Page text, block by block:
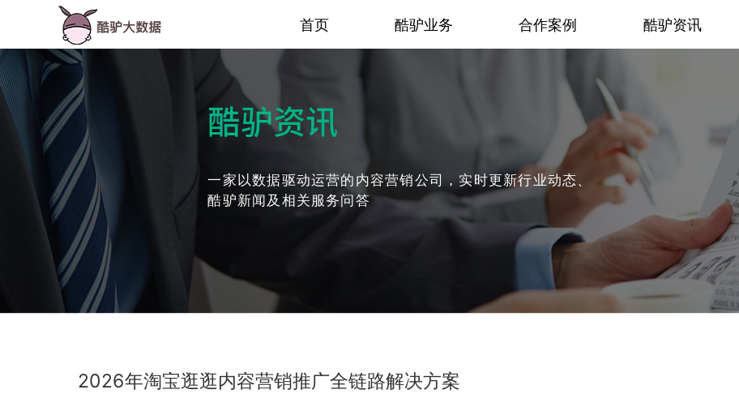
首页 酷驴业务 合作案例 酷驴资讯
酷驴资讯
一家以数据驱动运营的内容营销公司，实时更新行业动态、
酷驴新闻及相关服务问答
2026年淘宝逛逛内容营销推广全链路解决方案